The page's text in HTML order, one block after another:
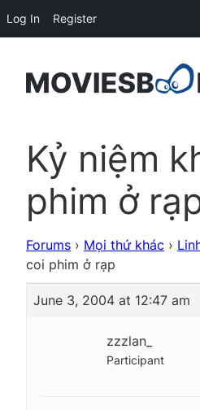
Kỷ niệm
phim ở
Forums › Mọi thứ khác ›
coi phim ở rạp
June 3, 2004 at 12:47 am
zzzlan_
Participant
Log In Register